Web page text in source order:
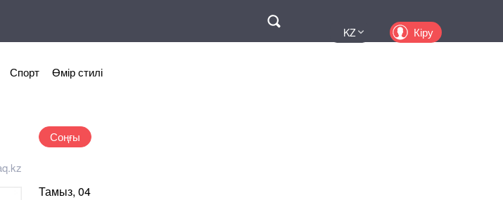
KZ Кіру
Спорт Өмір стилі
Соңғы
Тамыз, 04